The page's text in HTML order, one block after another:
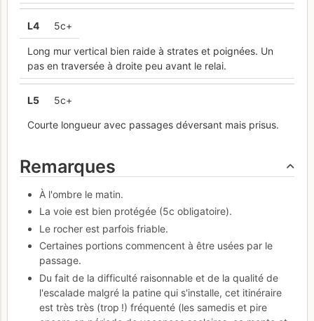
L4 5c+
Long mur vertical bien raide à strates et poignées. Un
pas en traversée à droite peu avant le relai.
L5 5c+
Courte longueur avec passages déversant mais prisus.
Remarques
À l'ombre le matin.
La voie est bien protégée (5c obligatoire).
Le rocher est parfois friable.
Certaines portions commencent à être usées par le
passage.
Du fait de la difficulté raisonnable et de la qualité de
l'escalade malgré la patine qui s'installe, cet itinéraire
est très très (trop !) fréquenté (les samedis et pire